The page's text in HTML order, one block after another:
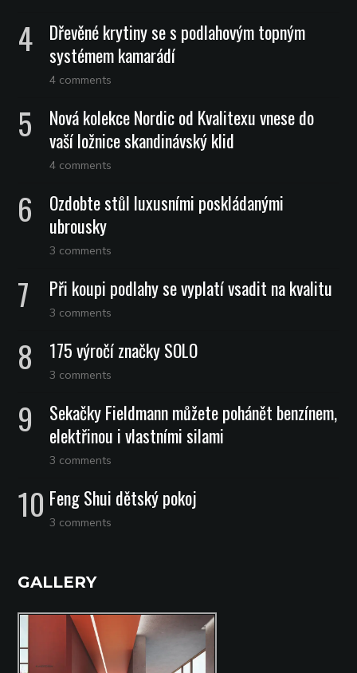
Dřevěné krytiny se s podlahovým topným
systémem kamarádí
4 comments
Nová kolekce Nordic od Kvalitexu vnese do
vaší ložnice skandinávský klid
4 comments
Ozdobte stůl luxusními poskládanými
ubrousky
3 comments
Při koupi podlahy se vyplatí vsadit na kvalitu
3 comments
175 výročí značky SOLO
3 comments
Sekačky Fieldmann můžete pohánět benzínem,
elektřinou i vlastními silami
3 comments
Feng Shui dětský pokoj
3 comments
GALLERY